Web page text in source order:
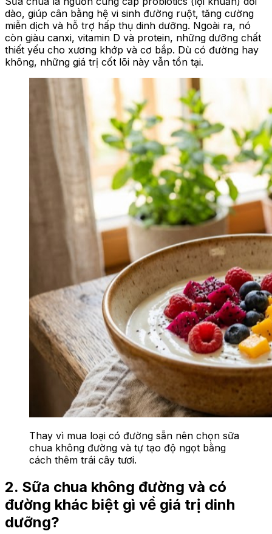
dào, giúp cân bằng hệ vi sinh đường ruột, tăng cường
miễn dịch và hỗ trợ hấp thụ dinh dưỡng. Ngoài ra, nó
còn giàu canxi, vitamin D và protein, những dưỡng chất
thiết yếu cho xương khớp và cơ bắp. Dù có đường hay
không, những giá trị cốt lõi này vẫn tồn tại.
Thay vì mua loại có đường sẵn nên chọn sữa
chua không đường và tự tạo độ ngọt bằng
cách thêm trái cây tươi.
2. Sữa chua không đường và có
đường khác biệt gì về giá trị dinh
dưỡng?